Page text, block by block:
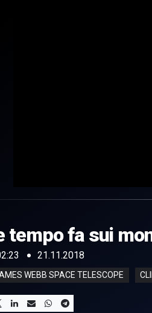
of
23
secondsVolume
0%
tempo fa sui
21.11.2018
WEBB SPACE TELESCOPE